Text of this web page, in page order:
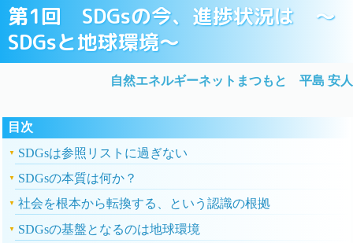
第1回 SDGsの今、進捗状況は ～
SDGsと地球環境～
自然エネルギーネットまつもと 平島 安人
目次
SDGsは参照リストに過ぎない
SDGsの本質は何か？
社会を根本から転換する、という認識の根拠
SDGsの基盤となるのは地球環境